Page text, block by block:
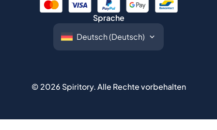
Sprache
© 2026 Spiritory.Alle Rechte vorbehalten